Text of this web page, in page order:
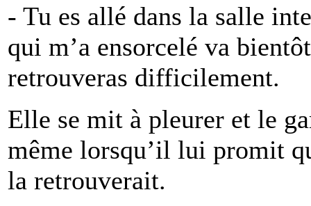
- Tu es allé dans la salle
qui m’a ensorcelé va
retrouveras difficilement.
Elle se mit à pleurer et le
même lorsqu’il lui promit
la retrouverait.